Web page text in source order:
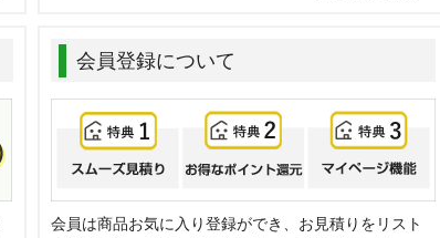
会員登録について
会員は商品お気に入り登録ができ、お見積りをリスト